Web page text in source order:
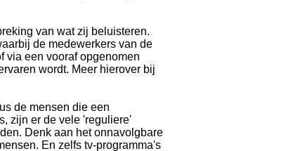
van wat zij beluisteren.
de medewerkers van de
via een vooraf opgenomen
wordt. Meer hierover bij
de mensen die een
zijn er de vele 'reguliere'
Denk aan het onnavolgbare
En zelfs tv-programma's